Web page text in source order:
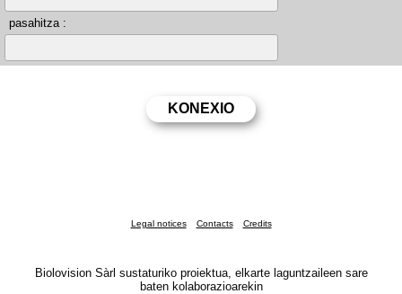
pasahitza :
Legal notices Contacts Credits
Biolovision Sàrl sustaturiko proiektua, elkarte laguntzaileen sare
baten kolaborazioarekin